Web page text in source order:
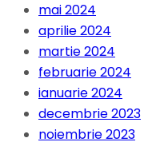
mai 2024
aprilie 2024
martie 2024
februarie 2024
ianuarie 2024
decembrie 2023
noiembrie 2023